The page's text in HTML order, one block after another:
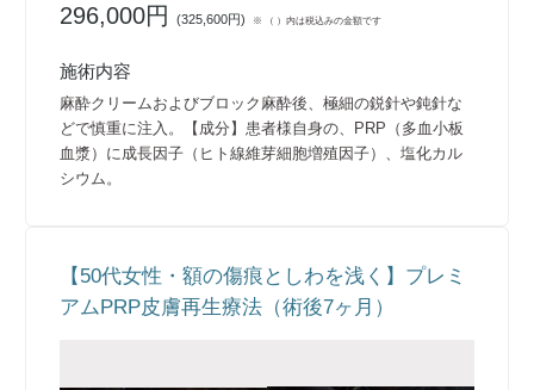
296,000円(325,600円) ※ （ ）内は税込みの金額です
施術内容
麻酔クリームおよびブロック麻酔後、極細の鋭針や鈍針な
どで慎重に注入。【成分】患者様自身の、PRP（多血小板
血漿）に成長因子（ヒト線維芽細胞増殖因子）、塩化カル
シウム。
【50代女性・額の傷痕としわを浅く】プレミ
アムPRP皮膚再生療法（術後7ヶ月）